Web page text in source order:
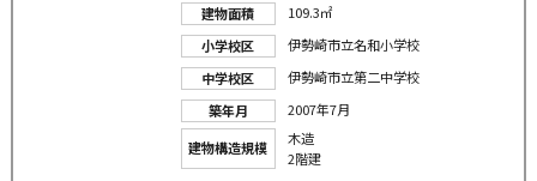
建物面積
109.3㎡
小学校区
伊勢崎市立名和小学校
中学校区
伊勢崎市立第二中学校
築年月
2007年7月
建物構造規模
木造
2階建